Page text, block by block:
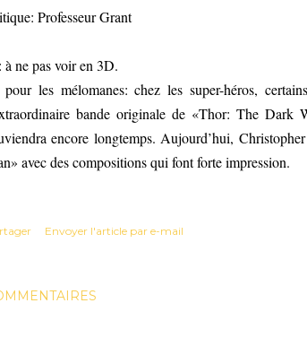
Professeur Grant
à ne pas voir en 3D.
pour les mélomanes: chez les super-héros,
bande originale de «Thor: The
encore longtemps. Aujourd’hui,
avec des compositions qui font forte impression.
Envoyer l'article par e-mail